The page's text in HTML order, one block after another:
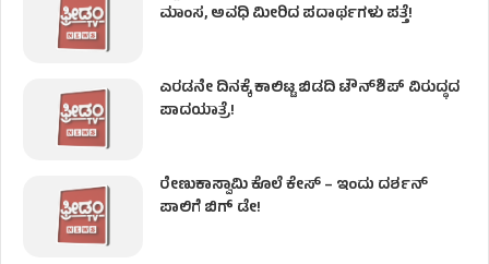
ಮಾಂಸ, ಅವಧಿ ಮೀರಿದ ಪದಾರ್ಥಗಳು ಪತ್ತೆ!
ಎರಡನೇ ದಿನಕ್ಕೆ ಕಾಲಿಟ್ಟ ಬಿಡದಿ ಟೌನ್​ಶಿಪ್ ವಿರುದ್ಧದ
ಪಾದಯಾತ್ರೆ!
ರೇಣುಕಾಸ್ವಾಮಿ ಕೊಲೆ‌ ಕೇಸ್​ – ಇಂದು ದರ್ಶನ್
ಪಾಲಿಗೆ ಬಿಗ್ ಡೇ!